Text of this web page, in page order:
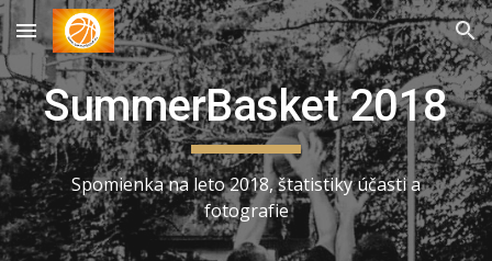
Skip to main content Skip to navigation
SummerBasket 2018
Spomienka na leto 2018, štatistiky účasti a
fotografie